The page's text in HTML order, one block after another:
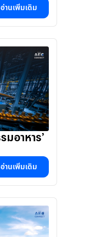
อ่านเพิ่มเติม
อ่านเพิ่มเติม